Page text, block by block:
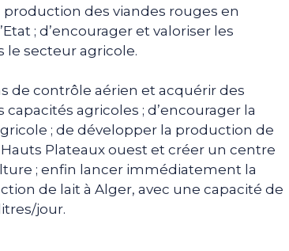
des viandes rouges en
; d’encourager et valoriser les
le secteur agricole.
de contrôle aérien et acquérir des
agricoles ; d’encourager la
; de développer la production de
Plateaux ouest et créer un centre
; enfin lancer immédiatement la
de lait à Alger, avec une capacité de
jour.